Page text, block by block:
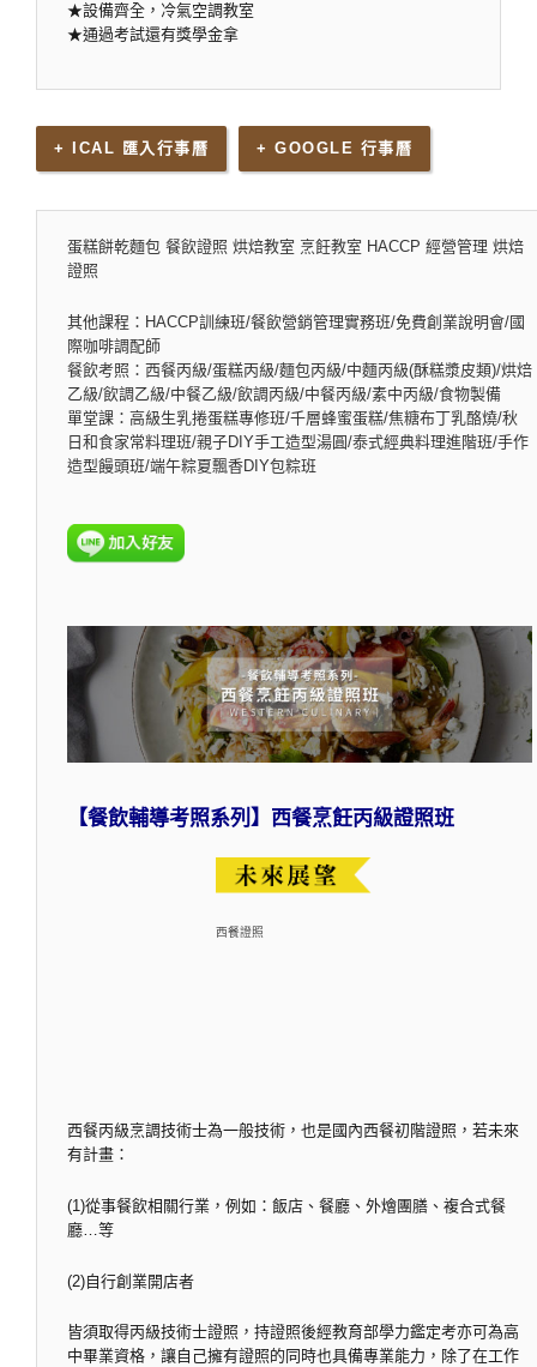
★設備齊全，冷氣空調教室
★通過考試還有獎學金拿
+ ICAL 匯入行事曆 + GOOGLE 行事曆
蛋糕餅乾麵包 餐飲證照 烘焙教室 烹飪教室 HACCP 經營管理 烘焙
證照
其他課程：HACCP訓練班/餐飲營銷管理實務班/免費創業說明會/國
際咖啡調配師
餐飲考照：西餐丙級/蛋糕丙級/麵包丙級/中麵丙級(酥糕漿皮類)/烘焙
乙級/飲調乙級/中餐乙級/飲調丙級/中餐丙級/素中丙級/食物製備
單堂課：高級生乳捲蛋糕專修班/千層蜂蜜蛋糕/焦糖布丁乳酪燒/秋
日和食家常料理班/親子DIY手工造型湯圓/泰式經典料理進階班/手作
造型饅頭班/端午粽夏飄香DIY包粽班
【餐飲輔導考照系列】西餐烹飪丙級證照班
西餐證照
西餐丙級烹調技術士為一般技術，也是國內西餐初階證照，若未來
有計畫：
(1)從事餐飲相關行業，例如：飯店、餐廳、外燴團膳、複合式餐
廳…等
(2)自行創業開店者
皆須取得丙級技術士證照，持證照後經教育部學力鑑定考亦可為高
中畢業資格，讓自己擁有證照的同時也具備專業能力，除了在工作